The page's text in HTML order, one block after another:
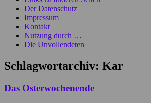
Der Datenschutz
Impressum
Kontakt
Nutzung durch …
Die Unvollendeten
Schlagwortarchiv: Kar
Das Osterwochenende